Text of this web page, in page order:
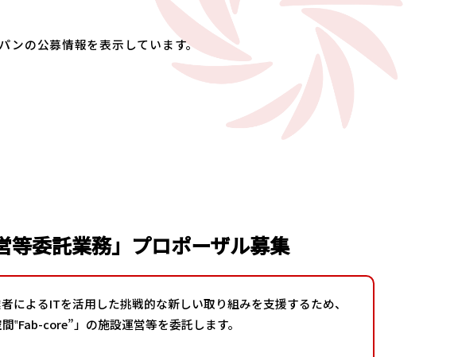
ンの公募情報を表示しています。
等委託業務」プロポーザル募集
によるITを活用した挑戦的な新しい取り組みを支援するため、
‟Fab-core”」の施設運営等を委託します。